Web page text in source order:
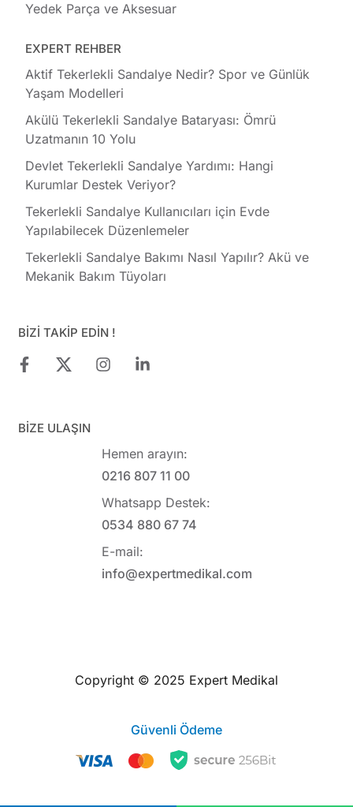
Yedek Parça ve Aksesuar
EXPERT REHBER
Aktif Tekerlekli Sandalye Nedir? Spor ve Günlük
Yaşam Modelleri
Akülü Tekerlekli Sandalye Bataryası: Ömrü
Uzatmanın 10 Yolu
Devlet Tekerlekli Sandalye Yardımı: Hangi
Kurumlar Destek Veriyor?
Tekerlekli Sandalye Kullanıcıları için Evde
Yapılabilecek Düzenlemeler
Tekerlekli Sandalye Bakımı Nasıl Yapılır? Akü ve
Mekanik Bakım Tüyoları
BİZİ TAKİP EDİN !
BİZE ULAŞIN
Hemen arayın:
0216 807 11 00
Whatsapp Destek:
0534 880 67 74
E-mail:
info@expertmedikal.com
Copyright © 2025 Expert Medikal
Güvenli Ödeme